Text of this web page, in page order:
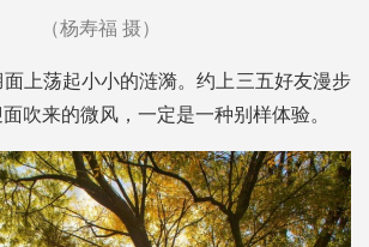
（杨寿福 摄）
面上荡起小小的涟漪。约上三五好友漫步
吹来的微风，一定是一种别样体验。